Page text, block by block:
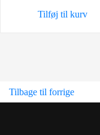
Tilføj til kurv
Tilbage til forrige